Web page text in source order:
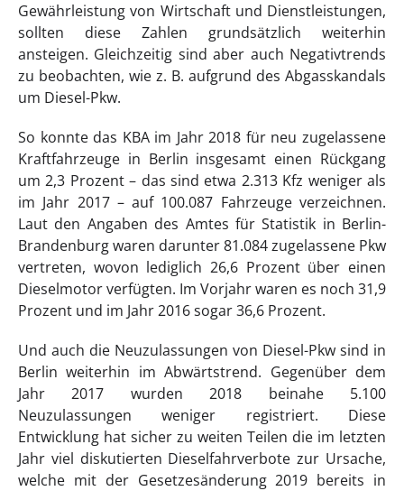
Gewährleistung von Wirtschaft und Dienstleistungen,
sollten diese Zahlen grundsätzlich weiterhin
ansteigen. Gleichzeitig sind aber auch Negativtrends
zu beobachten, wie z. B. aufgrund des Abgasskandals
um Diesel-Pkw.
So konnte das KBA im Jahr 2018 für neu zugelassene
Kraftfahrzeuge in Berlin insgesamt einen Rückgang
um 2,3 Prozent – das sind etwa 2.313 Kfz weniger als
im Jahr 2017 – auf 100.087 Fahrzeuge verzeichnen.
Laut den Angaben des Amtes für Statistik in Berlin-
Brandenburg waren darunter 81.084 zugelassene Pkw
vertreten, wovon lediglich 26,6 Prozent über einen
Dieselmotor verfügten. Im Vorjahr waren es noch 31,9
Prozent und im Jahr 2016 sogar 36,6 Prozent.
Und auch die Neuzulassungen von Diesel-Pkw sind in
Berlin weiterhin im Abwärtstrend. Gegenüber dem
Jahr 2017 wurden 2018 beinahe 5.100
Neuzulassungen weniger registriert. Diese
Entwicklung hat sicher zu weiten Teilen die im letzten
Jahr viel diskutierten Dieselfahrverbote zur Ursache,
welche mit der Gesetzesänderung 2019 bereits in